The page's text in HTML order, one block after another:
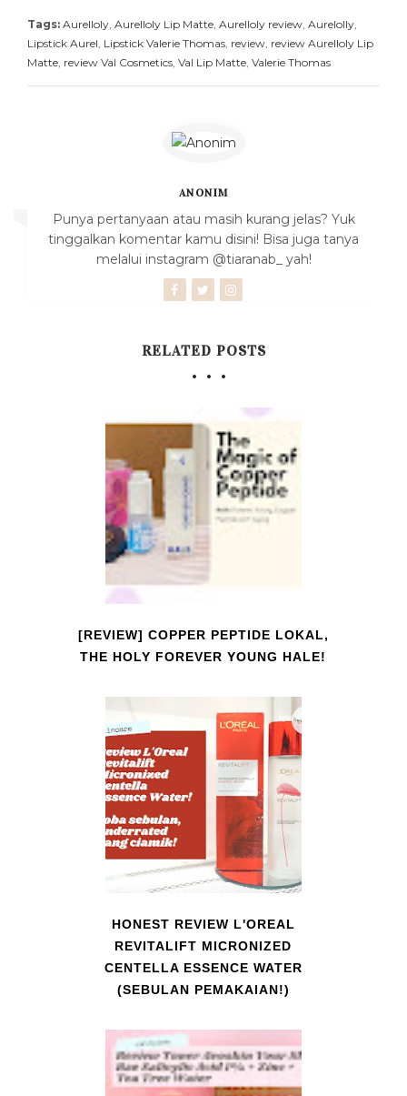
Tags: Aurelloly, Aurelloly Lip Matte, Aurelloly review, Aurelolly,
Lipstick Aurel, Lipstick Valerie Thomas, review, review Aurelloly Lip
Matte, review Val Cosmetics, Val Lip Matte, Valerie Thomas
ANONIM
Punya pertanyaan atau masih kurang jelas? Yuk
tinggalkan komentar kamu disini! Bisa juga tanya
melalui instagram @tiaranab_ yah!
RELATED POSTS
[REVIEW] COPPER PEPTIDE LOKAL,
THE HOLY FOREVER YOUNG HALE!
HONEST REVIEW L'OREAL
REVITALIFT MICRONIZED
CENTELLA ESSENCE WATER
(SEBULAN PEMAKAIAN!)